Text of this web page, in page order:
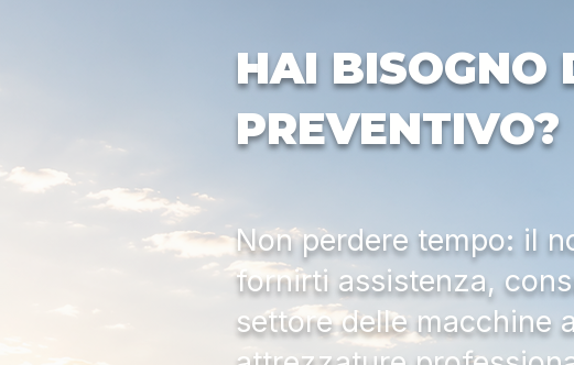
HAI BISOGNO
PREVENTIVO?
Non perdere tempo: il
fornirti assistenza,
settore delle macchine